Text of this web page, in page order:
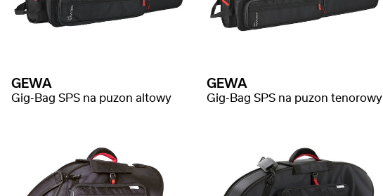
GEWA
Gig-Bag SPS na puzon altowy
GEWA
Gig-Bag SPS na puzon tenorowy